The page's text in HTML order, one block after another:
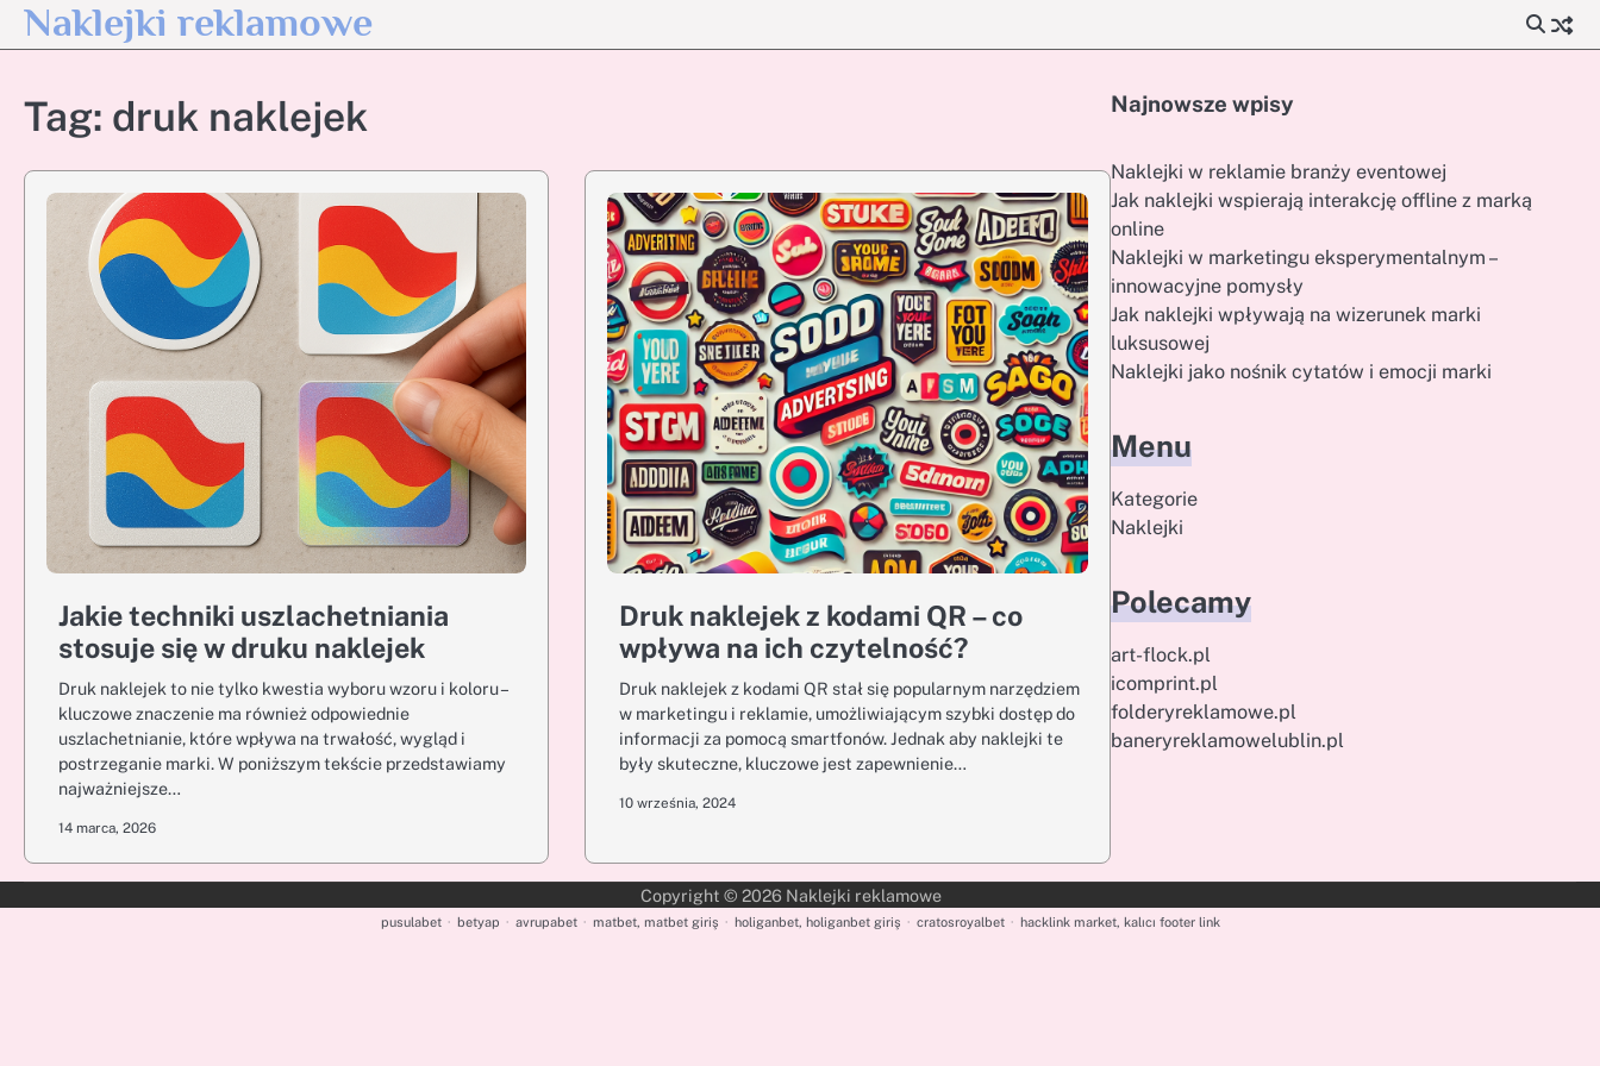
SkipNaklejki reklamowe
Tag: druk naklejek
Jakie techniki uszlachetniania
stosuje się w druku naklejek
Druk naklejek to nie tylko kwestia wyboru wzoru i koloru –
kluczowe znaczenie ma również odpowiednie
uszlachetnianie, które wpływa na trwałość, wygląd i
postrzeganie marki. W poniższym tekście przedstawiamy
najważniejsze…
14 marca, 2026
Druk naklejek z kodami QR – co
wpływa na ich czytelność?
Druk naklejek z kodami QR stał się popularnym narzędziem
w marketingu i reklamie, umożliwiającym szybki dostęp do
informacji za pomocą smartfonów. Jednak aby naklejki te
były skuteczne, kluczowe jest zapewnienie…
10 września, 2024
Najnowsze wpisy
Naklejki w reklamie branży eventowej
Jak naklejki wspierają interakcję offline z marką
online
Naklejki w marketingu eksperymentalnym –
innowacyjne pomysły
Jak naklejki wpływają na wizerunek marki
luksusowej
Naklejki jako nośnik cytatów i emocji marki
Menu
Kategorie
Naklejki
Polecamy
art-flock.pl
icomprint.pl
folderyreklamowe.pl
baneryreklamowelublin.pl
Copyright © 2026 Naklejki reklamowe
pusulabet · betyap · avrupabet · matbet, matbet giriş · holiganbet, holiganbet giriş · cratosroyalbet · hacklink market, kalıcı footer link